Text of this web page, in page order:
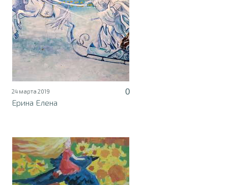
24 марта 2019
0
Ерина Елена